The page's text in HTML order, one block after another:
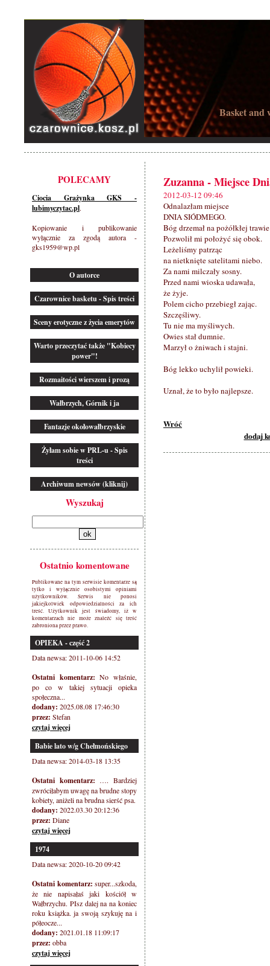
Basket and
POLECAMY
Ciocia Grażynka GKS -
lubimyczytac.pl.
Kopiowanie i publikowanie
wyłącznie za zgodą autora -
gks1959@wp.pl
O autorce
Czarownice basketu - Spis treści
Sceny erotyczne z życia emerytów
Warto przeczytać także "Kobiecy
power"!
Rozmaitości wierszem i prozą
Wałbrzych, Górnik i ja
Fantazje okołowałbrzyskie
Żyłam sobie w PRL-u - Spis
treści
Archiwum newsów (kliknij)
Wyszukaj
Ostatnio komentowane
Publikowane na tym serwisie komentarze są
tylko i wyłącznie osobistymi opiniami
użytkowników. Serwis nie ponosi
jakiejkolwiek odpowiedzialności za ich
treść. Użytkownik jest świadomy, iż w
komentarzach nie może znaleźć się treść
zabroniona przez prawo.
OPIEKA - część 2
Data newsa: 2011-10-06 14:52
Ostatni komentarz: No właśnie,
po co w takiej sytuacji opieka
społeczna...
dodany: 2025.08.08 17:46:30
przez: Stefan
czytaj więcej
Babie lato w/g Chełmońskiego
Data newsa: 2014-03-18 13:35
Ostatni komentarz: …. Bardziej
zwróciłabym uwagę na brudne stopy
kobiety, aniżeli na brudna sierść psa.
dodany: 2022.03.30 20:12:36
przez: Diane
czytaj więcej
1974
Data newsa: 2020-10-20 09:42
Ostatni komentarz: super...szkoda,
że nie napisałaś jaki kościół w
Wałbrzychu. PIsz dalej na na koniec
roku książka. ja swoją szykuję na i
półeocze...
dodany: 2021.01.18 11:09:17
przez: obba
czytaj więcej
Zuzanna - Miejsce
2012-03-12 09:46
Odnalazłam miejsce
DNIA SIÓDMEGO.
Bóg drzemał na pożółkłej
Pozwolił mi położyć się obok.
Leżeliśmy patrząc
na nietknięte satelitami niebo.
Za nami milczały sosny.
Przed nami wioska udawała,
że żyje.
Polem cicho przebiegł zając.
Szczęśliwy.
Tu nie ma myśliwych.
Owies stał dumnie.
Marzył o żniwach i stajni.
Bóg lekko uchylił powieki.
Uznał, że to było najlepsze.
Wróć
dodaj